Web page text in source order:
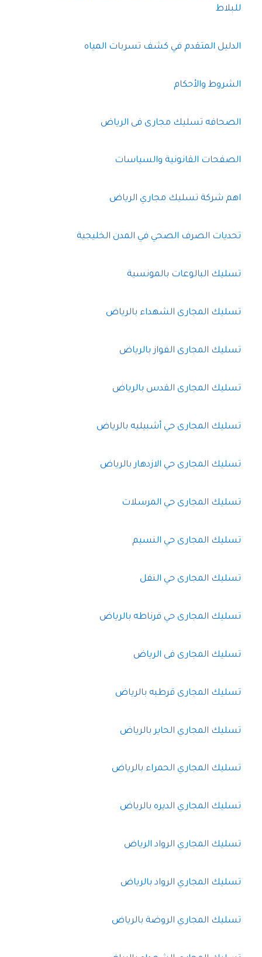
للبلاط
الدليل المتقدم في كشف تسربات المياه
الشروط والأحكام
الصحافه تسليك مجارى فى الرياض
الصفحات القانونية والسياسات
اهم شركة تسليك مجاري الرياض
تحديات الصرف الصحي في المدن الخليجية
تسليك البالوعات بالمونسية
تسليك المجارى الشهداء بالرياض
تسليك المجارى الفواز بالرياض
تسليك المجارى القدس بالرياض
تسليك المجارى حي أشبيليه بالرياض
تسليك المجارى حي الازدهار بالرياض
تسليك المجارى حي المرسلات
تسليك المجارى حي النسيم
تسليك المجارى حي النفل
تسليك المجارى حي قرناطه بالرياض
تسليك المجارى فى الرياض
تسليك المجارى قرطبه بالرياض
تسليك المجاري الحاير بالرياض
تسليك المجاري الحمراء بالرياض
تسليك المجاري الديره بالرياض
تسليك المجاري الرواد الرياض
تسليك المجاري الرواد بالرياض
تسليك المجاري الروضة بالرياض